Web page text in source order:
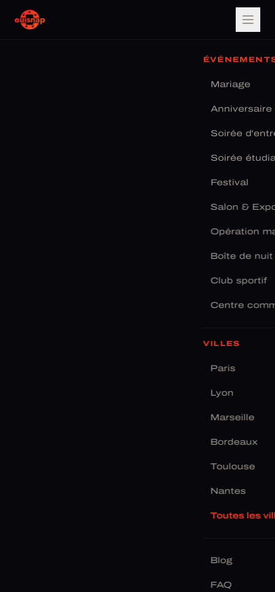
Mariage
Anniversaire
Soirée
Soirée
Festival
Salon &
Opération
Boîte de nuit
Club sportif
Centre
VILLES
Paris
Lyon
Marseille
Bordeaux
Toulouse
Nantes
Toutes les
Blog
FAQ